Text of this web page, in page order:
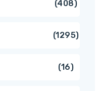
408408
12951295
1616